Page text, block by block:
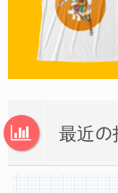
最近の